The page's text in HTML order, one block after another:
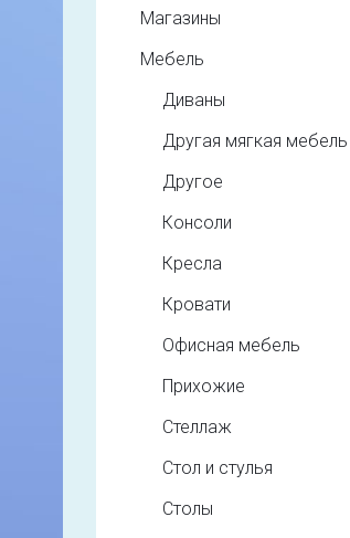
Магазины
Мебель
Диваны
Другая мягкая мебель
Другое
Консоли
Кресла
Кровати
Офисная мебель
Прихожие
Стеллаж
Стол и стулья
Столы